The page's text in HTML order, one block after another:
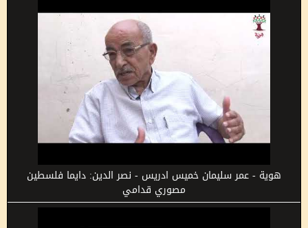
هوية - عمر سليمان خميس ادريس - نصر الدين: دايما فلسطين
مصوري قدامي